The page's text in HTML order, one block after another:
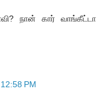
நான் கார் வாங்கீட்டா
PM